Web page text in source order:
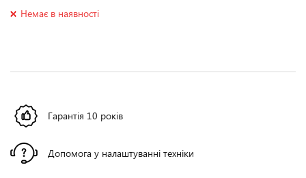
Немає в наявності
Гарантія 10 років
Допомога у налаштуванні техніки